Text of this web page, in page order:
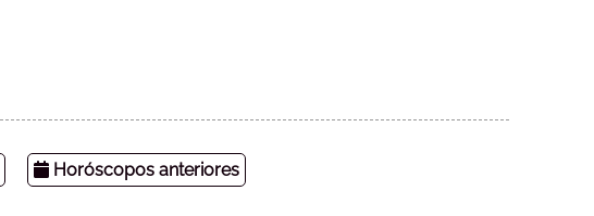
Horóscopos anteriores